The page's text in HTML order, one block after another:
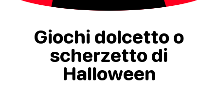
Giochi dolcetto o
scherzetto di
Halloween